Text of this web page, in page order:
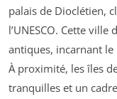
palais de Dioclétien,
l’UNESCO. Cette
antiques, incarnant
À proximité, les îles
tranquilles et un